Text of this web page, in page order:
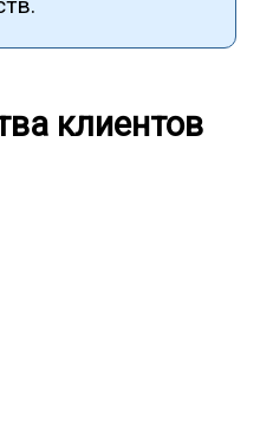
клиентов